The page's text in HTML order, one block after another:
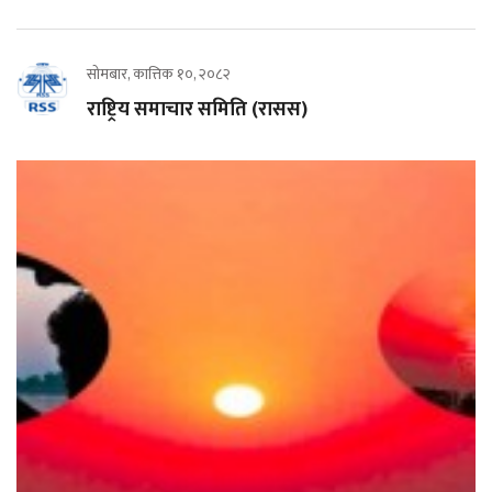
सोमबार, कात्तिक १०, २०८२
राष्ट्रिय समाचार समिति (रासस)